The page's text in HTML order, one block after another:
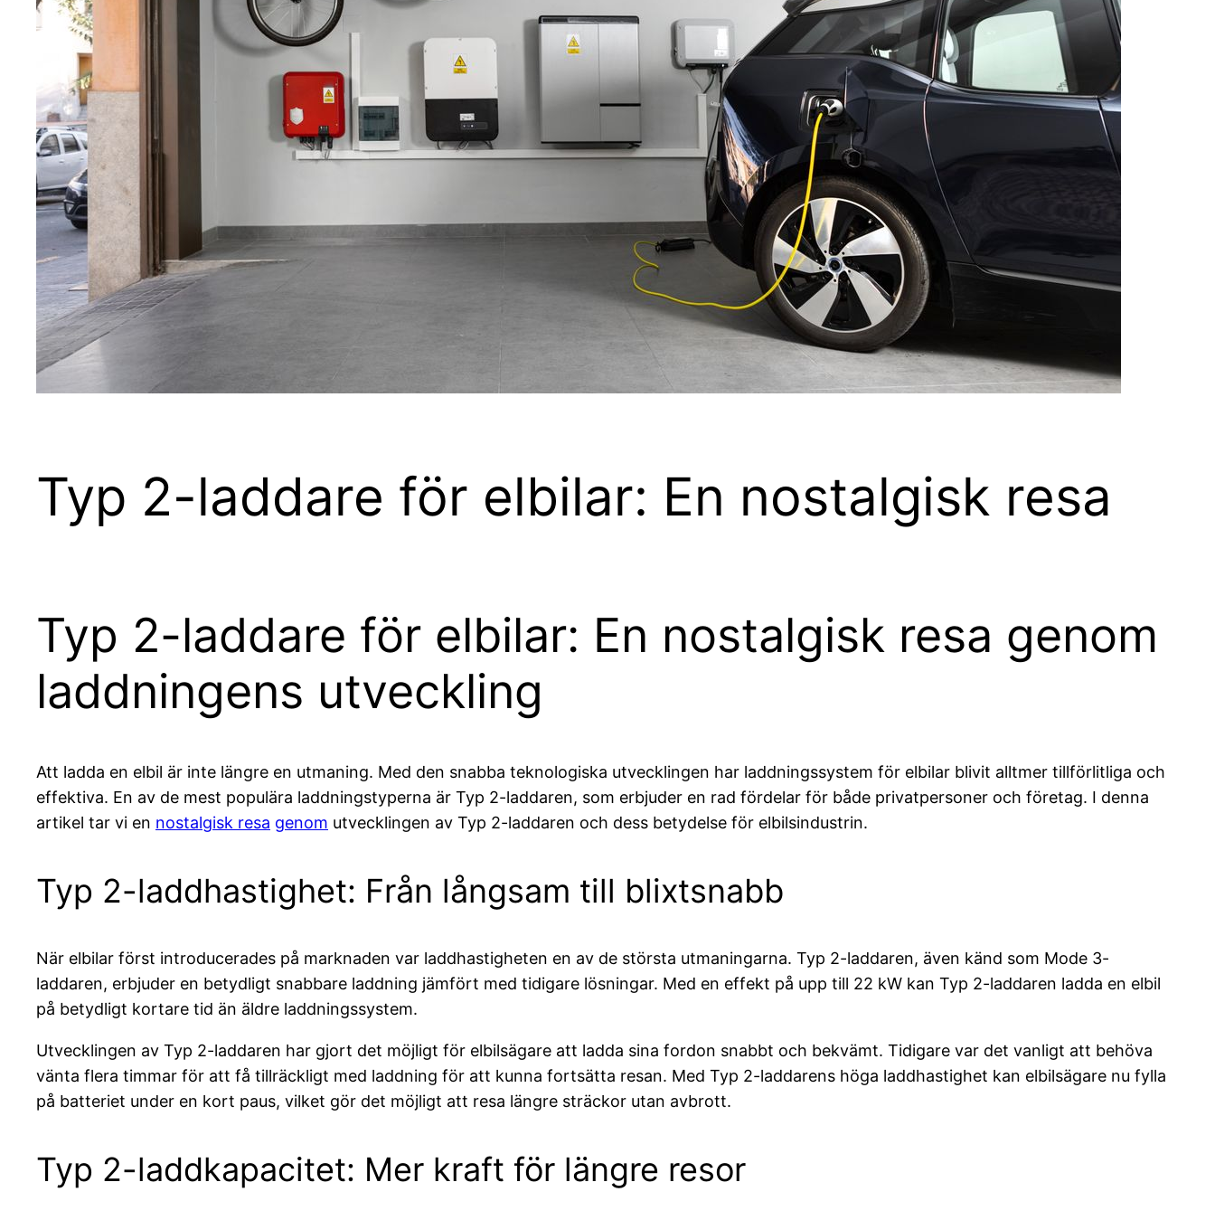
Typ 2-laddare för elbilar: En nostalgisk resa
Typ 2-laddare för elbilar: En nostalgisk resa genom
laddningens utveckling
Att ladda en elbil är inte längre en utmaning. Med den snabba teknologiska utvecklingen har laddningssystem för elbilar blivit alltmer tillförlitliga och
effektiva. En av de mest populära laddningstyperna är Typ 2-laddaren, som erbjuder en rad fördelar för både privatpersoner och företag. I denna
artikel tar vi en nostalgisk resa genom utvecklingen av Typ 2-laddaren och dess betydelse för elbilsindustrin.
Typ 2-laddhastighet: Från långsam till blixtsnabb
När elbilar först introducerades på marknaden var laddhastigheten en av de största utmaningarna. Typ 2-laddaren, även känd som Mode 3-
laddaren, erbjuder en betydligt snabbare laddning jämfört med tidigare lösningar. Med en effekt på upp till 22 kW kan Typ 2-laddaren ladda en elbil
på betydligt kortare tid än äldre laddningssystem.
Utvecklingen av Typ 2-laddaren har gjort det möjligt för elbilsägare att ladda sina fordon snabbt och bekvämt. Tidigare var det vanligt att behöva
vänta flera timmar för att få tillräckligt med laddning för att kunna fortsätta resan. Med Typ 2-laddarens höga laddhastighet kan elbilsägare nu fylla
på batteriet under en kort paus, vilket gör det möjligt att resa längre sträckor utan avbrott.
Typ 2-laddkapacitet: Mer kraft för längre resor